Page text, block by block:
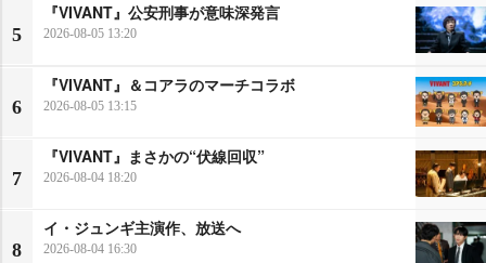
5
『VIVANT』公安刑事が意味深発言
2026-08-05 13:20
6
『VIVANT』＆コアラのマーチコラボ
2026-08-05 13:15
7
『VIVANT』まさかの“伏線回収”
2026-08-04 18:20
8
イ・ジュンギ主演作、放送へ
2026-08-04 16:30